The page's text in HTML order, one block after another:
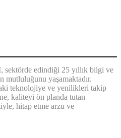
edindiği 25 yıllık bilgi ve
mutluluğunu yaşamaktadır.
teknolojiye ve yenilikleri takip
kaliteyi ön planda tutan
hitap etme arzu ve